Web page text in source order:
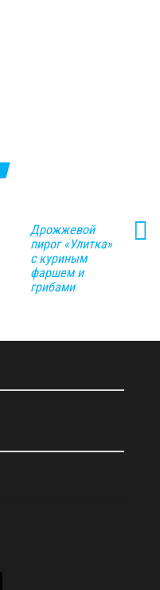
Дрожжевой
пирог «Улитка»
с куриным
фаршем и
грибами